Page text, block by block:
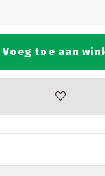
Voeg toe aan